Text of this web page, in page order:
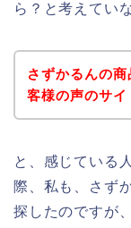
ら？と考えてい
さずかるんの
客様の声のサイ
と、感じている
際、私も、さず
探したのですが